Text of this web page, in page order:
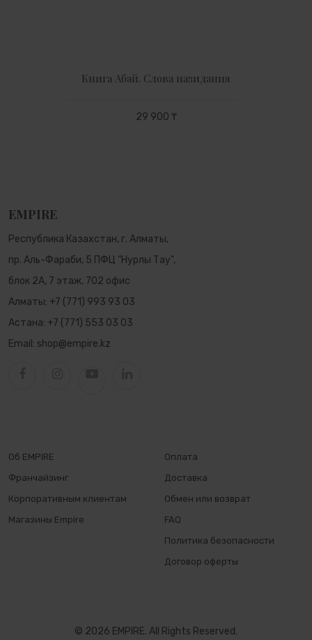
Книга Абай. Слова назидания
29 900 ₸
EMPIRE
Республика Казахстан, г. Алматы,
пр. Аль-Фараби, 5 ПФЦ "Нурлы Тау",
блок 2А, 7 этаж, 702 офис
Алматы: +7 (771) 993 93 03
Астана: +7 (771) 553 03 03
Email: shop@empire.kz
Об EMPIRE
Франчайзинг
Корпоративным клиентам
Магазины Empire
Оплата
Доставка
Обмен или возврат
FAQ
Политика безопасности
Договор оферты
© 2026 EMPIRE. All Rights Reserved.